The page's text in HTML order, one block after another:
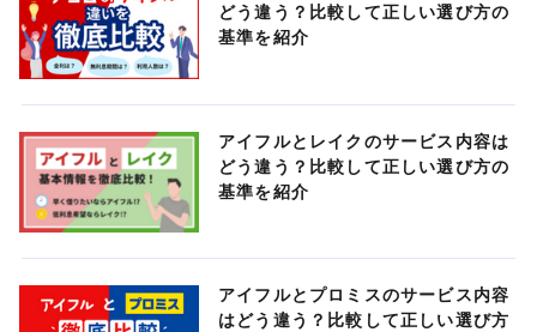
どう違う？比較して正しい選び方の
基準を紹介
アイフルとレイクのサービス内容は
どう違う？比較して正しい選び方の
基準を紹介
アイフルとプロミスのサービス内容
はどう違う？比較して正しい選び方